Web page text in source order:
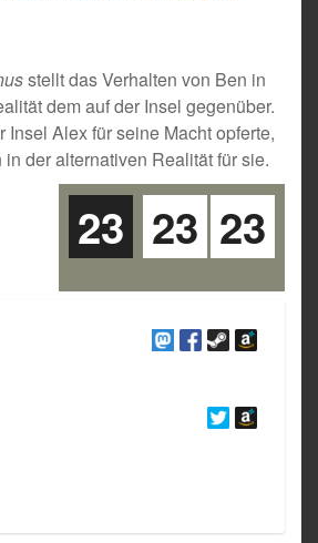
stellt das Verhalten von Ben in
dem auf der Insel gegenüber.
Insel Alex für seine Macht opferte,
der alternativen Realität für sie.
23
23
23